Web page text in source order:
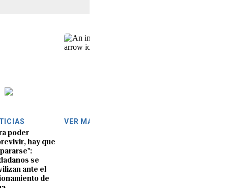
poder
hay que
se
ante el
de
VER MÁS